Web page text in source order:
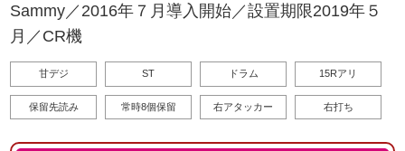
Sammy／2016年７月導入開始／設置期限2019年５
月／CR機
甘デジ ST ドラム 15Rアリ
保留先読み 常時8個保留 右アタッカー 右打ち